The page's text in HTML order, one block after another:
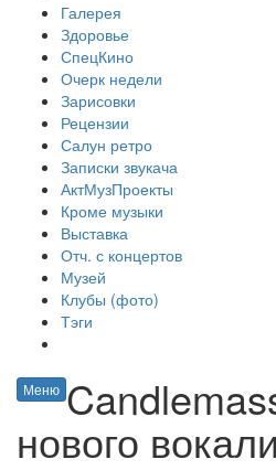
Галерея
Здоровье
СпецКино
Очерк недели
Зарисовки
Рецензии
Салун ретро
Записки звукача
АктМузПроекты
Кроме музыки
Выставка
Отч. с концертов
Музей
Клубы (фото)
Тэги
Меню
нового